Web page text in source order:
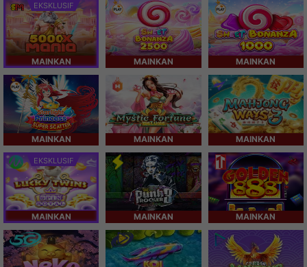
EKSKLUSIF
MAINKAN MAINKAN MAINKAN
MAINKAN MAINKAN MAINKAN
EKSKLUSIF
MAINKAN MAINKAN MAINKAN